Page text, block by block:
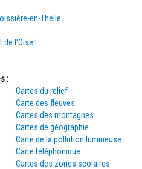
en-Thelle
de l'Oise !
:
Cartes du relief
Carte des fleuves
Cartes des montagnes
Cartes de géographie
Carte de la pollution lumineuse
Carte téléphonique
Cartes des zones scolaires